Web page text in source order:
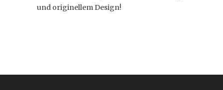
und originellem Design!